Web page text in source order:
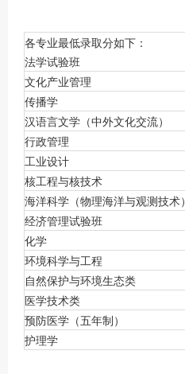
各专业最低录取分如下：
法学试验班
文化产业管理
传播学
汉语言文学（中外文化交流）
行政管理
工业设计
核工程与核技术
海洋科学（物理海洋与观测技术）
经济管理试验班
化学
环境科学与工程
自然保护与环境生态类
医学技术类
预防医学（五年制）
护理学